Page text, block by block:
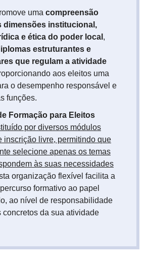
uma compreensão
dimensões institucional,
e ética do poder local ,
estruturantes e
que regulam a atividade
aos eleitos uma
o desempenho responsável e
funções.
Formação para Eleitos
por diversos módulos
inscrição livre, permitindo que
selecione apenas os temas
às suas necessidades
organização flexível facilita a
formativo ao papel
ao nível de responsabilidade
concretos da sua atividade